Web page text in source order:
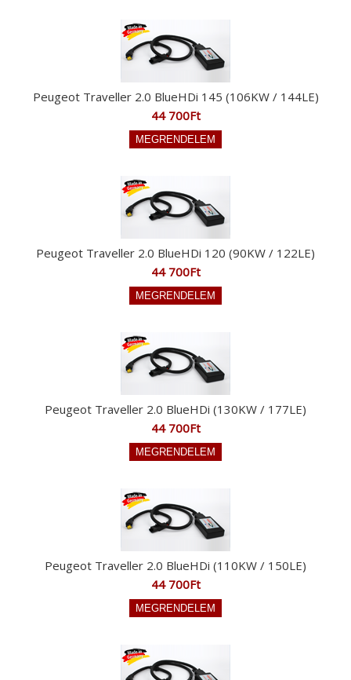
Peugeot Traveller 2.0 BlueHDi 145 (106KW / 144LE)
44 700Ft
Peugeot Traveller 2.0 BlueHDi 120 (90KW / 122LE)
44 700Ft
Peugeot Traveller 2.0 BlueHDi (130KW / 177LE)
44 700Ft
Peugeot Traveller 2.0 BlueHDi (110KW / 150LE)
44 700Ft